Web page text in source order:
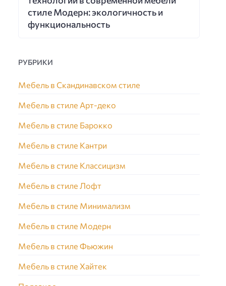
стиле Модерн: экологичность и
функциональность
РУБРИКИ
Мебель в Скандинавском стиле
Мебель в стиле Арт-деко
Мебель в стиле Барокко
Мебель в стиле Кантри
Мебель в стиле Классицизм
Мебель в стиле Лофт
Мебель в стиле Минимализм
Мебель в стиле Модерн
Мебель в стиле Фьюжин
Мебель в стиле Хайтек